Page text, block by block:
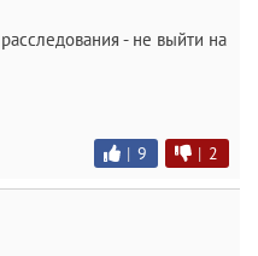
- не выйти на
| 9 | 2